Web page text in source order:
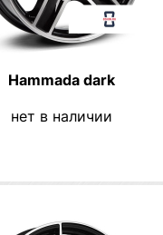
Hammada dark
нет в наличии